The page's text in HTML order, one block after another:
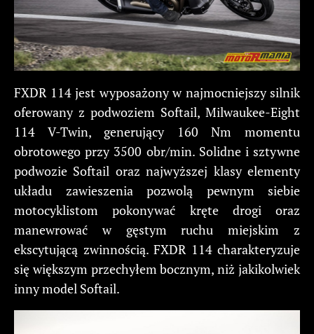
FXDR 114 jest wyposażony w najmocniejszy silnik
oferowany z podwoziem Softail, Milwaukee-Eight
114 V-Twin, generujący 160 Nm momentu
obrotowego przy 3500 obr/min. Solidne i sztywne
podwozie Softail oraz najwyższej klasy elementy
układu zawieszenia pozwolą pewnym siebie
motocyklistom pokonywać kręte drogi oraz
manewrować w gęstym ruchu miejskim z
ekscytującą zwinnością. FXDR 114 charakteryzuje
się większym przechyłem bocznym, niż jakikolwiek
inny model Softail.